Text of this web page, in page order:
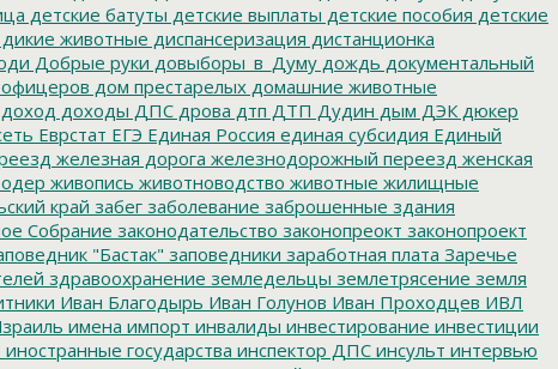
детские батуты детские выплаты детские пособия детские
дикие животные диспансеризация дистанционка
Добрые руки довыборы_в_Думу дождь документальный
дом престарелых домашние животные
доход доходы ДПС дрова дтп ДТП Дудин дым ДЭК дюкер
Еврстат ЕГЭ Единая Россия единая субсидия Единый
железная дорога железнодорожный переезд женская
живопись животноводство животные жилищные
край забег заболевание заброшенные здания
Собрание законодательство законопреокт законопроект
"Бастак" заповедники заработная плата Заречье
здравоохранение земледельцы землетрясение земля
Иван Благодырь Иван Голунов Иван Проходцев ИВЛ
имена импорт инвалиды инвестирование инвестиции
иностранные государства инспектор ДПС инсульт интервью